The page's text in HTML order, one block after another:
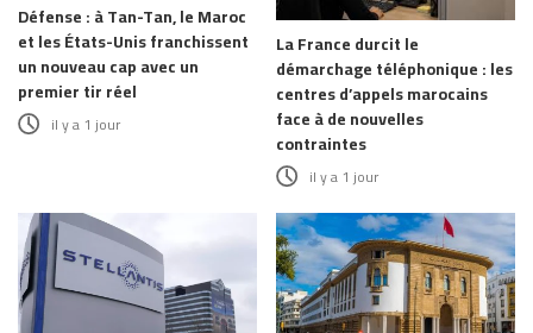
Défense : à Tan-Tan, le Maroc
et les États-Unis franchissent
un nouveau cap avec un
premier tir réel
il y a 1 jour
La France durcit le
démarchage téléphonique : les
centres d’appels marocains
face à de nouvelles
contraintes
il y a 1 jour